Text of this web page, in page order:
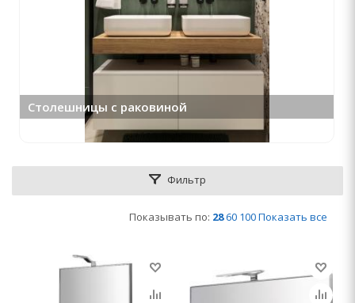
Столешницы с раковиной
Фильтр
Показывать по: 28 60 100Показать все